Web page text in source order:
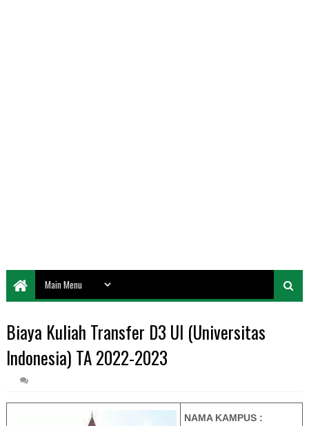
Biaya Kuliah Transfer D3 UI (Universitas
Indonesia) TA 2022-2023
NAMA KAMPUS :